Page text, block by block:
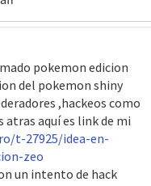
pokemon edicion
del pokemon shiny
,hackeos como
atras aquí es link de mi
t-27925/idea-en-
zeo
un intento de hack